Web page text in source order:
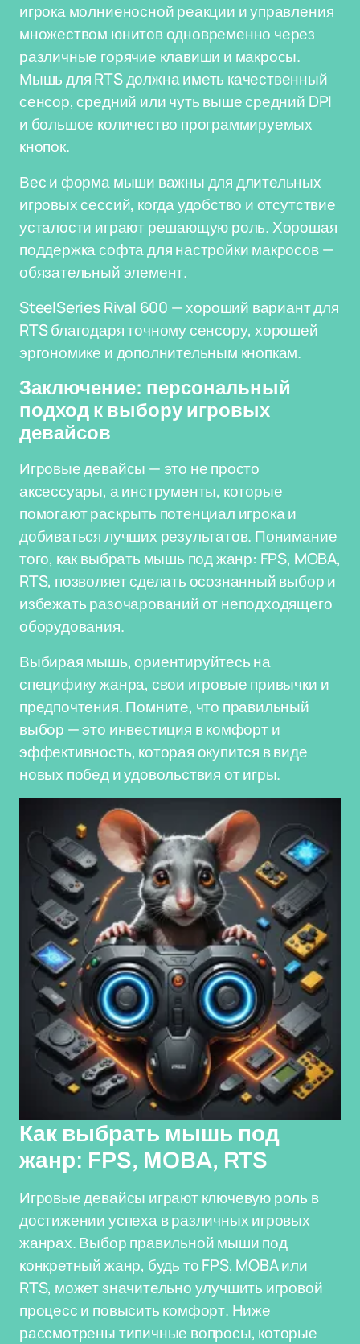
игрока молниеносной реакции и управления
множеством юнитов одновременно через
различные горячие клавиши и макросы.
Мышь для RTS должна иметь качественный
сенсор, средний или чуть выше средний DPI
и большое количество программируемых
кнопок.
Вес и форма мыши важны для длительных
игровых сессий, когда удобство и отсутствие
усталости играют решающую роль. Хорошая
поддержка софта для настройки макросов —
обязательный элемент.
SteelSeries Rival 600 — хороший вариант для
RTS благодаря точному сенсору, хорошей
эргономике и дополнительным кнопкам.
Заключение: персональный
подход к выбору игровых
девайсов
Игровые девайсы — это не просто
аксессуары, а инструменты, которые
помогают раскрыть потенциал игрока и
добиваться лучших результатов. Понимание
того, как выбрать мышь под жанр: FPS, MOBA,
RTS, позволяет сделать осознанный выбор и
избежать разочарований от неподходящего
оборудования.
Выбирая мышь, ориентируйтесь на
специфику жанра, свои игровые привычки и
предпочтения. Помните, что правильный
выбор — это инвестиция в комфорт и
эффективность, которая окупится в виде
новых побед и удовольствия от игры.
Как выбрать мышь под
жанр: FPS, MOBA, RTS
Игровые девайсы играют ключевую роль в
достижении успеха в различных игровых
жанрах. Выбор правильной мыши под
конкретный жанр, будь то FPS, MOBA или
RTS, может значительно улучшить игровой
процесс и повысить комфорт. Ниже
рассмотрены типичные вопросы, которые